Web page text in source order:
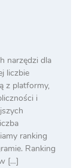
narzędzi dla
liczbie
z platformy,
i
ranking
Ranking
[…]